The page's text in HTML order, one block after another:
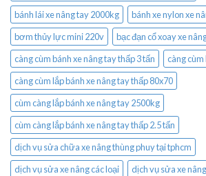
bánh lái xe nâng tay 2000kg
bánh xe nylon xe
bơm thủy lực mini 220v
bạc đạn cổ xoay xe
càng cùm bánh xe nâng tay thấp 3 tấn
càng cùm
càng cùm lắp bánh xe nâng tay thấp 80x70
cùm càng lắp bánh xe nâng tay 2500kg
cùm càng lắp bánh xe nâng tay thấp 2.5 tấn
dịch vụ sửa chữa xe nâng thùng phuy tại tphcm
dịch vụ sửa xe nâng các loại
dịch vụ sửa xe